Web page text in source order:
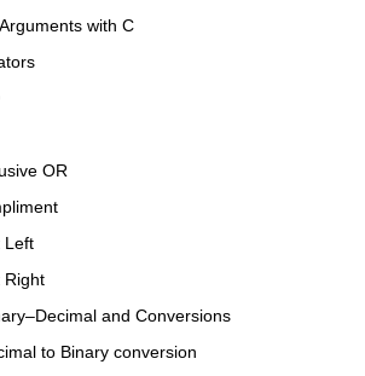
with C
OR
Left
Right
and Conversions
to Binary conversion